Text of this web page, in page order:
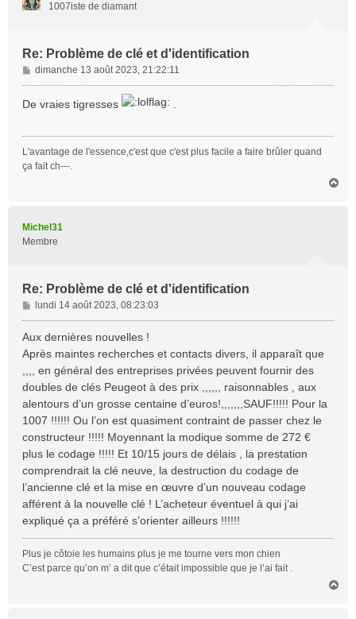
1007iste de diamant
Re: Problème de clé et d'identification
M
e
e
dimanche 13 août 2023, 21:22:11
De vraies tigresses .
L'avantage de l'essence,c'est que c'est plus facile a faire brûler quand
ça fait ch---.
Michel31
Membre
Re: Problème de clé et d'identification
M
e
s
a
g
e
lundi 14 août 2023, 08:23:03
Aux dernières nouvelles !
Après maintes recherches et contacts divers, il apparaît que
,,,, en général des entreprises privées peuvent fournir des
doubles de clés Peugeot à des prix ,,,,,, raisonnables , aux
alentours d’un grosse centaine d’euros!,,,,,,,SAUF!!!!! Pour la
1007 !!!!!! Ou l’on est quasiment contraint de passer chez le
constructeur !!!!! Moyennant la modique somme de 272 €
plus le codage !!!!! Et 10/15 jours de délais , la prestation
comprendrait la clé neuve, la destruction du codage de
l’ancienne clé et la mise en œuvre d’un nouveau codage
afférent à la nouvelle clé ! L’acheteur éventuel à qui j’ai
expliqué ça a préféré s’orienter ailleurs !!!!!!
Plus je côtoie les humains plus je me tourne vers mon chien
C’est parce qu’on m’ a dit que c’était impossible que je l’ai fait .